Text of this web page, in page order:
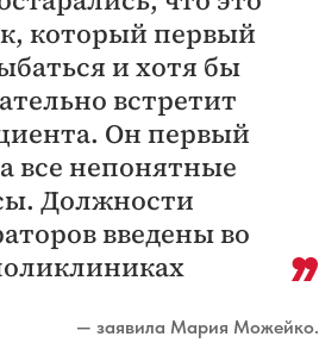
который первый
и хотя бы
встретит
Он первый
все непонятные
Должности
введены во
— заявила Мария Можейко.